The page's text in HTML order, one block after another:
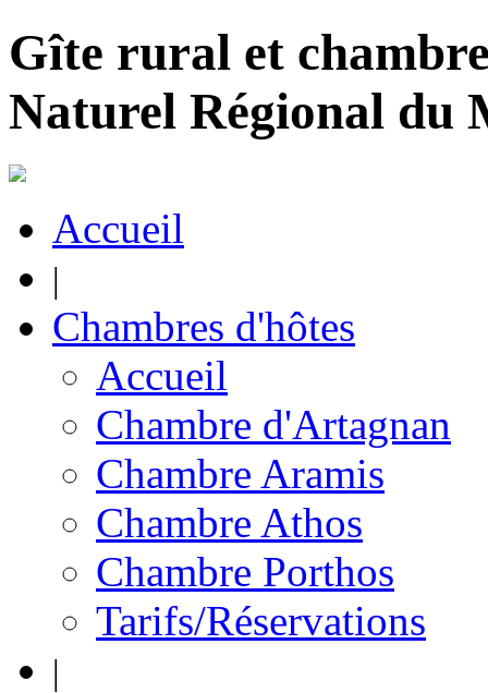
Gîte rural et
Naturel Régional du
Accueil
|
Chambres d'hôtes
Accueil
Chambre d'Artagnan
Chambre Aramis
Chambre Athos
Chambre Porthos
Tarifs/Réservations
|